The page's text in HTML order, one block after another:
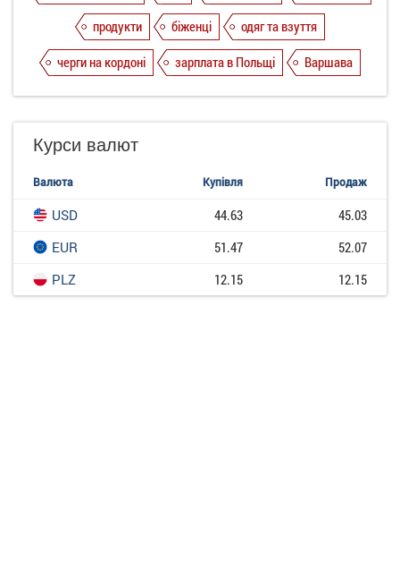
продукти
біженці
одяг та взуття
черги на кордоні
зарплата в Польщі Варшава
Курси валют
Валюта Купівля Продаж
USD 44.63
45.03
EUR
51.47
52.07
PLZ
12.15 12.15